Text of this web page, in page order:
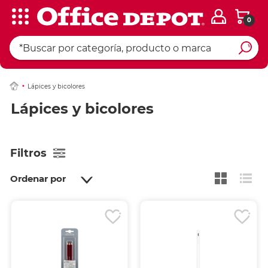
0
Lápices y bicolores
Lápices y bicolores
Filtros
Ordenar por